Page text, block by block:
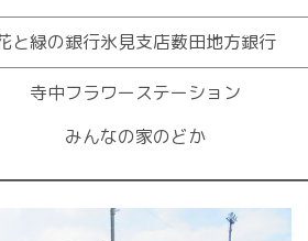
と緑の銀行氷見支店薮田地方銀行
寺中フラワーステーション
みんなの家のどか